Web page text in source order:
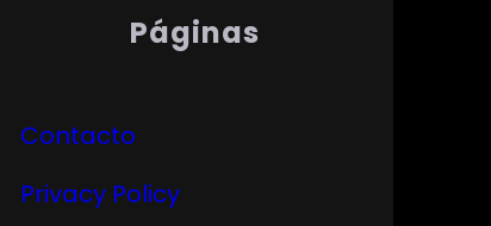
Páginas
Contacto
Privacy Policy